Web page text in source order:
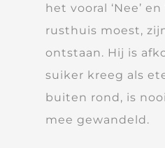
het vooral ‘Nee’
rusthuis moest,
ontstaan. Hij is
suiker kreeg als
buiten rond, is
mee gewandeld.